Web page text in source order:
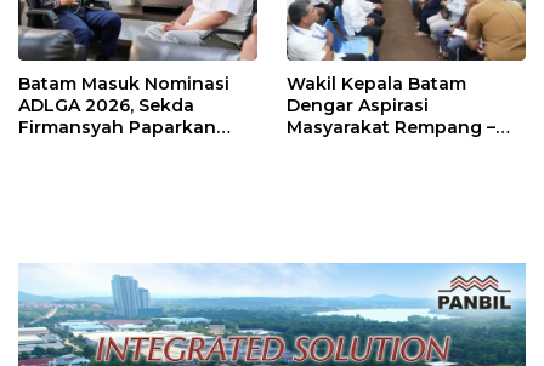
Batam Masuk Nominasi
ADLGA 2026, Sekda
Firmansyah Paparkan
Wakil Kepala Batam
Dengar Aspirasi
Masyarakat Rempang –